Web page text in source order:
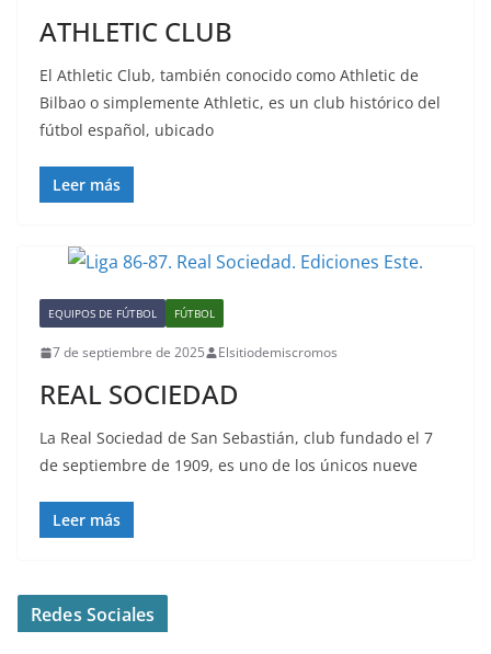
ATHLETIC CLUB
El Athletic Club, también conocido como Athletic de
Bilbao​ o simplemente Athletic, es un club histórico del
fútbol español, ubicado
Leer más
EQUIPOS DE FÚTBOL FÚTBOL
7 de septiembre de 2025 Elsitiodemiscromos
REAL SOCIEDAD
La Real Sociedad de San Sebastián, club fundado el 7
de septiembre de 1909, es uno de los únicos nueve
Leer más
Redes Sociales